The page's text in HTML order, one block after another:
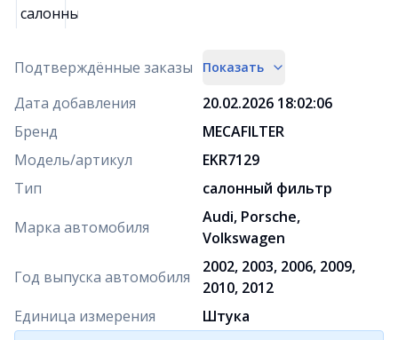
Подтверждённые заказы Показать
Дата добавления
20.02.2026 18:02:06
Бренд
MECAFILTER
Модель/артикул
EKR7129
Тип
салонный фильтр
Марка автомобиля
Audi, Porsche,
Volkswagen
Год выпуска автомобиля
2002, 2003, 2006, 2009,
2010, 2012
Единица измерения
Штука